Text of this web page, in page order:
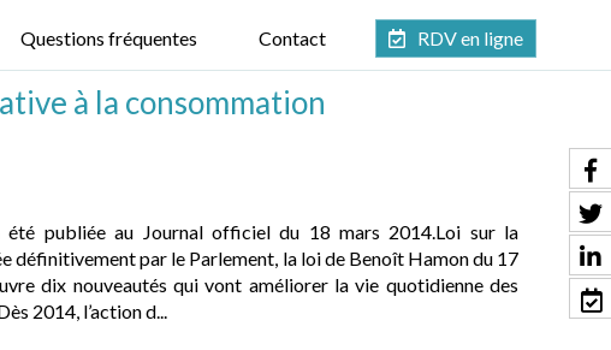
Questions fréquentes Contact RDV en ligne
à la consommation
publiée au Journal officiel du 18 mars 2014.Loi sur la
définitivement par le Parlement, la loi de Benoît Hamon du 17
dix nouveautés qui vont améliorer la vie quotidienne des
2014, l’action d...